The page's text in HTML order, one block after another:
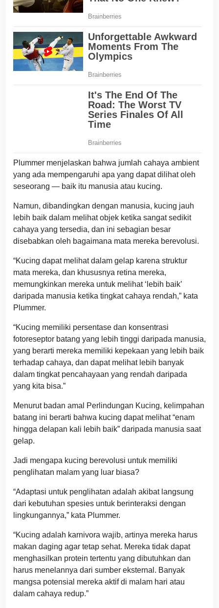
Plummer menjelaskan bahwa jumlah cahaya ambient
yang ada mempengaruhi apa yang dapat dilihat oleh
seseorang — baik itu manusia atau kucing.
Namun, dibandingkan dengan manusia, kucing jauh
lebih baik dalam melihat objek ketika sangat sedikit
cahaya yang tersedia, dan ini sebagian besar
disebabkan oleh bagaimana mata mereka berevolusi.
“Kucing dapat melihat dalam gelap karena struktur
mata mereka, dan khususnya retina mereka,
memungkinkan mereka untuk melihat ‘lebih baik’
daripada manusia ketika tingkat cahaya rendah,” kata
Plummer.
“Kucing memiliki persentase dan konsentrasi
fotoreseptor batang yang lebih tinggi daripada manusia,
yang berarti mereka memiliki kepekaan yang lebih baik
terhadap cahaya, dan dapat melihat lebih banyak
dalam tingkat pencahayaan yang rendah daripada
yang kita bisa.”
Menurut badan amal Perlindungan Kucing, kelimpahan
batang ini berarti bahwa kucing dapat melihat “enam
hingga delapan kali lebih baik” daripada manusia saat
gelap.
Jadi mengapa kucing berevolusi untuk memiliki
penglihatan malam yang luar biasa?
“Adaptasi untuk penglihatan adalah akibat langsung
dari kebutuhan spesies untuk berinteraksi dengan
lingkungannya,” kata Plummer.
“Kucing adalah karnivora wajib, artinya mereka harus
makan daging agar tetap sehat. Mereka tidak dapat
menghasilkan protein tertentu yang dibutuhkan dan
harus menelannya dari sumber eksternal. Banyak
mangsa potensial mereka aktif di malam hari atau
dalam cahaya redup.”